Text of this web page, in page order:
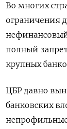
Во многих
ограничения
полный
крупных
ЦБР давно
банковских